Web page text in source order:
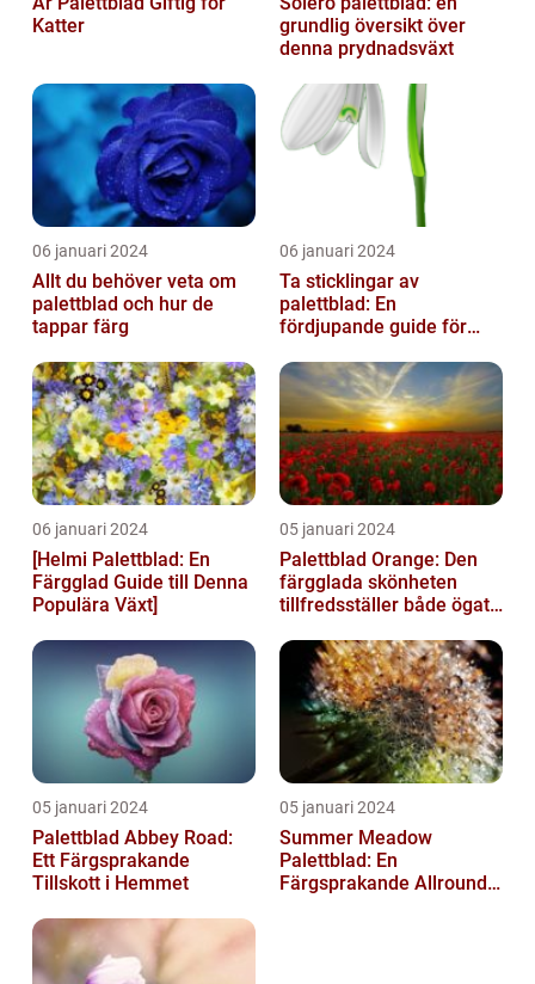
Katter
grundlig översikt över
denna prydnadsväxt
06 januari 2024
Allt du behöver veta om
palettblad och hur de
tappar färg
06 januari 2024
Ta sticklingar av
palettblad: En
fördjupande guide för
06 januari 2024
[Helmi Palettblad: En
Färgglad Guide till Denna
Populära Växt]
05 januari 2024
Palettblad Orange: Den
färgglada skönheten
tillfredsställer både ögat
05 januari 2024
Palettblad Abbey Road:
Ett Färgsprakande
Tillskott i Hemmet
05 januari 2024
Summer Meadow
Palettblad: En
Färgsprakande Allround-